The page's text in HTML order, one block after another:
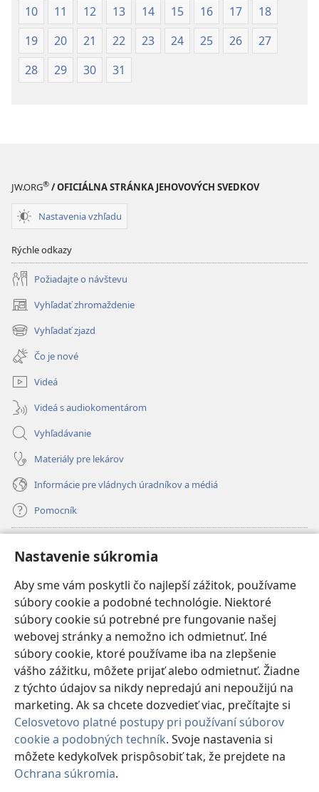
Nastavenie súkromia
Aby sme vám poskytli čo najlepší zážitok, používame
súbory cookie a podobné technológie. Niektoré
súbory cookie sú potrebné pre fungovanie našej
webovej stránky a nemožno ich odmietnuť. Iné
súbory cookie, ktoré používame iba na zlepšenie
vášho zážitku, môžete prijať alebo odmietnuť. Žiadne
z týchto údajov sa nikdy nepredajú ani nepoužijú na
marketing. Ak sa chcete dozvedieť viac, prečítajte si
Celosvetovo platné postupy pri používaní súborov
cookie a podobných techník. Svoje nastavenia si
môžete kedykoľvek prispôsobiť tak, že prejdete na
Ochrana súkromia.
10
11 12 13 14 15 16 17
18
19
20 21 22 23 24 25 26
27
28
29 30 31
JW.ORG® / OFICIÁLNA STRÁNKA JEHOVOVÝCH SVEDKOV
Nastavenia vzhľadu
Rýchle odkazy
Požiadajte o návštevu
Vyhľadať zhromaždenie
(otvorí
nové
okno)
Vyhľadať zjazd
(otvorí
nové
okno)
Čo je nové
Videá
Videá s audiokomentárom
Vyhľadávanie
Materiály pre lekárov
Informácie pre vládnych úradníkov a médiá
Pomocník
(otvorí
nové
okno)
INTERNETOVÁ KNIŽNICA Strážnej veže
(otvorí
nové
okno)JW Hub ®
(otvorí
nové
okno)JW Library
Watchtower Library
Copyright© 2026 Watch Tower Bible and Tract Society of Pennsylvania.
PODMIENKY POUŽÍVANIA